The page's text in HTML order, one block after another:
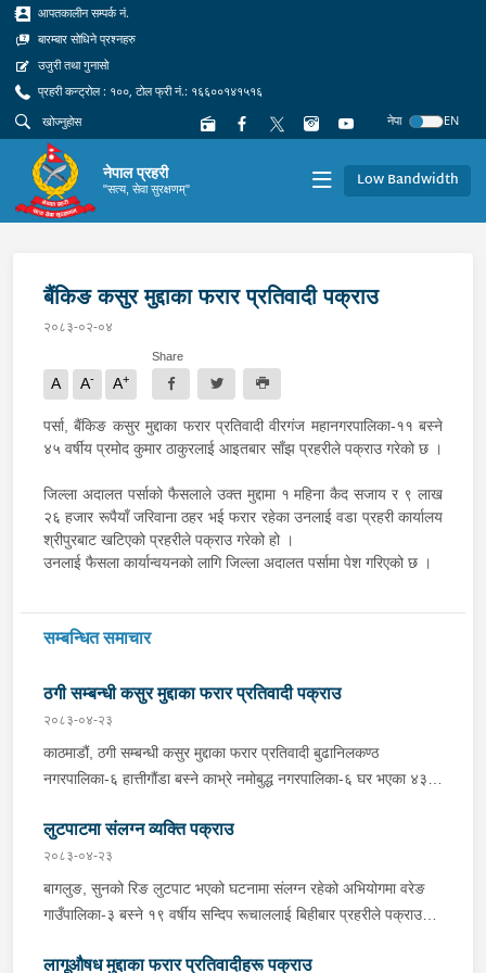
आपतकालीन सम्पर्क नं.
बारम्बार सोधिने प्रश्नहरु
उजुरी तथा गुनासो
प्रहरी कन्ट्रोल : १००, टोल फ्री नं.: १६६००१४१५१६
नेपा
EN
नेपाल प्रहरी
"सत्य, सेवा सुरक्षणम्" Low Bandwidth
बैंकिङ कसुर मुद्दाका फरार प्रतिवादी पक्राउ
२०८३-०२-०४
A A- A+
Share
पर्सा, बैंकिङ कसुर मुद्दाका फरार प्रतिवादी वीरगंज महानगरपालिका-११ बस्ने
४५ वर्षीय प्रमोद कुमार ठाकुरलाई आइतबार साँझ प्रहरीले पक्राउ गरेको छ ।
जिल्ला अदालत पर्साको फैसलाले उक्त मुद्दामा १ महिना कैद सजाय र ९ लाख
२६ हजार रूपैयाँ जरिवाना ठहर भई फरार रहेका उनलाई वडा प्रहरी कार्यालय
श्रीपुरबाट खटिएको प्रहरीले पक्राउ गरेको हो ।
उनलाई फैसला कार्यान्वयनको लागि जिल्ला अदालत पर्सामा पेश गरिएको छ ।
सम्बन्धित समाचार
ठगी सम्बन्धी कसुर मुद्दाका फरार प्रतिवादी पक्राउ
२०८३-०४-२३
काठमाडौं, ठगी सम्बन्धी कसुर मुद्दाका फरार प्रतिवादी बुढानिलकण्ठ
नगरपालिका-६ हात्तीगौंडा बस्ने काभ्रे नमोबुद्ध नगरपालिका-६ घर भएका ४३
फरार रहेका उनलाई काठमाडौं उपत्यका अपराध अनुसन्धान कार्यालय टेकुबाट
खटिएको प्रहरीले काठमाडौं महानगरपालिका-४ धुम्बाराहीबाट पक्राउ गरेको हो
। उनलाई फैसला कार्यान्वयनको लागि जिल्ला अदालत काठमाडौंमा पेश गरिएको
छ ।
लुटपाटमा संलग्न व्यक्ति पक्राउ
२०८३-०४-२३
बागलुङ, सुनको रिङ लुटपाट भएको घटनामा संलग्न रहेको अभियोगमा वरेङ
गाउँपालिका-३ बस्ने १९ वर्षीय सन्दिप रूचाललाई बिहीबार प्रहरीले पक्राउ
धाक धम्की दिई सुनको रिङ लुटेको भन्ने खबर प्राप्त हुनासाथ इलाका प्रहरी
लागूऔषध मुद्दाका फरार प्रतिवादीहरू पक्राउ